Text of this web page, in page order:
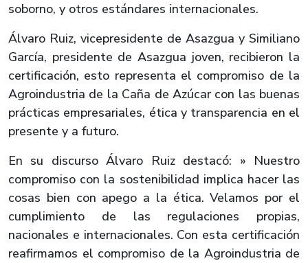
soborno, y otros estándares internacionales.
Álvaro Ruiz, vicepresidente de Asazgua y Similiano
García, presidente de Asazgua joven, recibieron la
certificación, esto representa el compromiso de la
Agroindustria de la Caña de Azúcar con las buenas
prácticas empresariales, ética y transparencia en el
presente y a futuro.
En su discurso Álvaro Ruiz destacó: » Nuestro
compromiso con la sostenibilidad implica hacer las
cosas bien con apego a la ética. Velamos por el
cumplimiento de las regulaciones propias,
nacionales e internacionales. Con esta certificación
reafirmamos el compromiso de la Agroindustria de